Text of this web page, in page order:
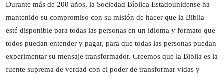
Durante más de 200 años, la Sociedad Bíblica Estadounidense ha
mantenido su compromiso con su misión de hacer que la Biblia
esté disponible para todas las personas en un idioma y formato que
todos puedan entender y pagar, para que todas las personas puedan
experimentar su mensaje transformador. Creemos que la Biblia es la
fuente suprema de verdad con el poder de transformar vidas y